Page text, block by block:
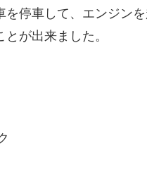
停車して、エンジン
が出来ました。